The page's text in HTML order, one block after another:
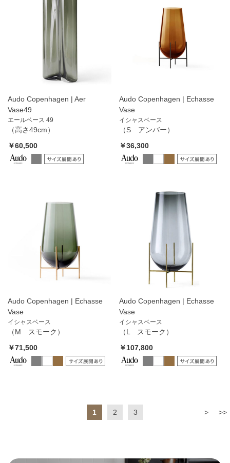
Audo Copenhagen | Aer
Vase49
エールベース 49
（高さ49cm）
￥60,500
Audo Copenhagen | Echasse
Vase
イシャスベース
（S アンバー）
￥36,300
Audo Copenhagen | Echasse
Vase
イシャスベース
（M スモーク）
￥71,500
Audo Copenhagen | Echasse
Vase
イシャスベース
（L スモーク）
￥107,800
1 2 3 > >>